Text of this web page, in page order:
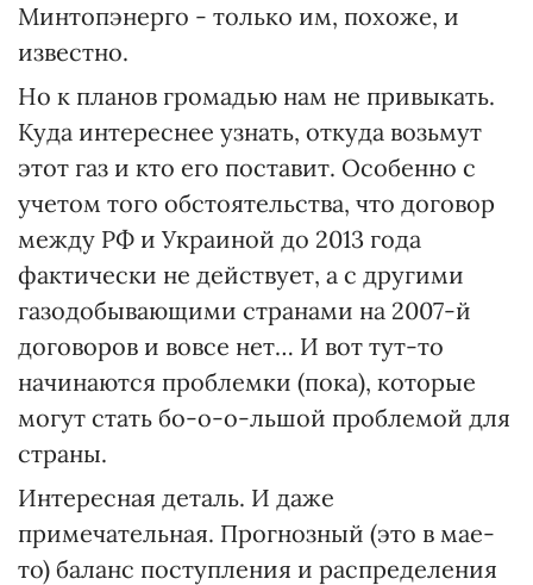
Минтопэнерго - только им, похоже, и
известно.
Но к планов громадью нам не привыкать.
Куда интереснее узнать, откуда возьмут
этот газ и кто его поставит. Особенно с
учетом того обстоятельства, что договор
между РФ и Украиной до 2013 года
фактически не действует, а с другими
газодобывающими странами на 2007-й
договоров и вовсе нет… И вот тут-то
начинаются проблемки (пока), которые
могут стать бо-о-о-льшой проблемой для
страны.
Интересная деталь. И даже
примечательная. Прогнозный (это в мае-
то) баланс поступления и распределения